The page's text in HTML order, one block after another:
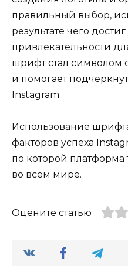
правильный выбор,
результате чего
привлекательности
шрифт стал символом
и помогает
Instagram.
Использование
факторов успеха
по которой
во всем мире.
Оцените статью